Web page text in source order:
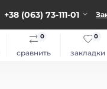
+38 (063) 73-111-01
сравнить
0
закладки
0